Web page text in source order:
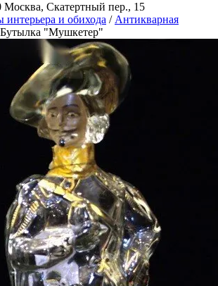
Москва, Скатертный пер., 15
интерьера и обихода / Антикварная
Бутылка "Мушкетер"